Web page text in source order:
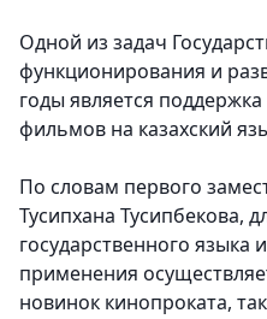
Одной из задач
функционирования и
годы является
фильмов на казахский
По словам первого
Тусипхана Тусипбекова,
государственного
применения
новинок кинопроката,